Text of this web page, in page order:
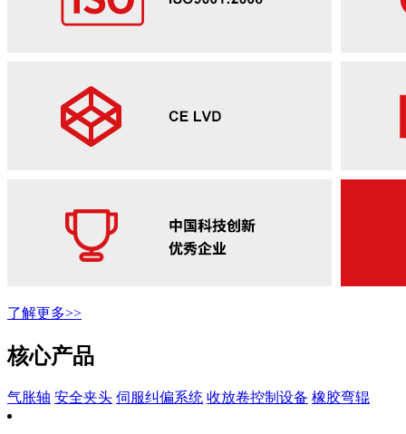
了解更多>>
核心产品
气胀轴 安全夹头 伺服纠偏系统 收放卷控制设备 橡胶弯辊